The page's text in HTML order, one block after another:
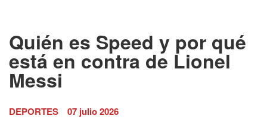
Quién es Speed y por qué
está en contra de Lionel
Messi
DEPORTES 07 julio 2026